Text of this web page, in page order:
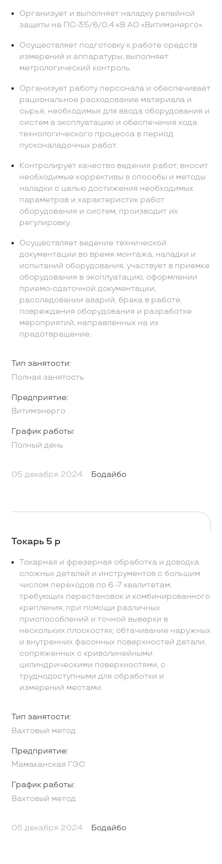
Организует и выполняет наладку релейной
защиты на ПС-35/6/0,4 кВ АО «Витимэнерго».
Осуществляет подготовку к работе средств
измерений и аппаратуры, выполняет
метрологический контроль.
Организует работу персонала и обеспечивает
рациональное расходование материала и
сырья, необходимых для ввода оборудования и
систем в эксплуатацию и обеспечения хода
технологического процесса в период
пусконаладочных работ.
Контролирует качество ведения работ, вносит
необходимые коррективы в способы и методы
наладки с целью достижения необходимых
параметров и характеристик работ
оборудования и систем, производит их
регулировку.
Осуществляет ведение технической
документации во время монтажа, наладки и
испытаний оборудования, участвует в приемке
оборудования в эксплуатацию, оформлении
приемо-сдаточной документации,
расследовании аварий, брака в работе,
повреждения оборудования и разработке
мероприятий, направленных на их
предотвращение.
Тип занятости:
Полная занятость
Предприятие:
Витимэнерго
График работы:
Полный день
05 декабря 2024 Бодайбо
Токарь 5 р
Токарная и фрезерная обработка и доводка
сложных деталей и инструментов с большим
числом переходов по 6 -7 квалитетам,
требующих перестановок и комбинированного
крепления, при помощи различных
приспособлений и точной выверки в
нескольких плоскостях; обтачивание наружных
и внутренних фасонных поверхностей детали,
сопряженных с криволинейными
цилиндрическими поверхностями, с
труднодоступными для обработки и
измерений местами.
Тип занятости:
Вахтовый метод
Предприятие:
Мамаканская ГЭС
График работы:
Вахтовый метод
05 декабря 2024 Бодайбо